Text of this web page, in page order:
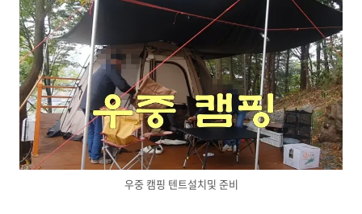
우중 캠핑 텐트설치및 준비